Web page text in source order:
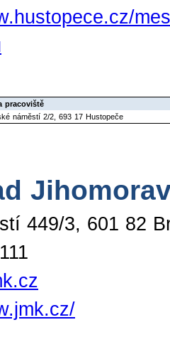
pracoviště
náměstí 2/2, 693 17 Hustopeče
449/3, 601 82